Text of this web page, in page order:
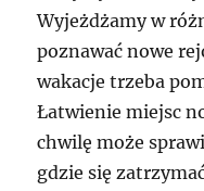
Wyjeżdżamy w
poznawać nowe
wakacje trzeba
Łatwienie miejsc
chwilę może
gdzie się